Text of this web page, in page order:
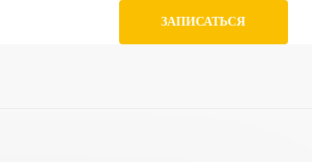
ЗАПИСАТЬСЯ